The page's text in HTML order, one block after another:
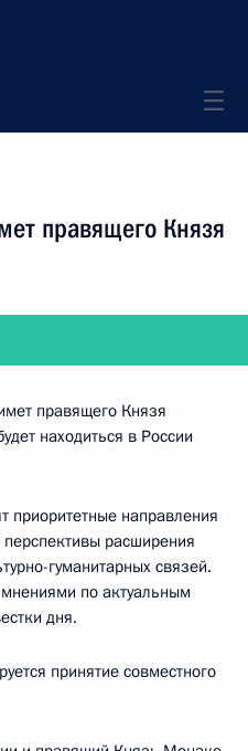
правящего Князя
правящего Князя
находиться в России
приоритетные направления
перспективы расширения
гуманитарных связей.
по актуальным
дня.
принятие совместного